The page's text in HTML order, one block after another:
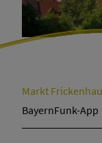
Markt
BayernFunk-App